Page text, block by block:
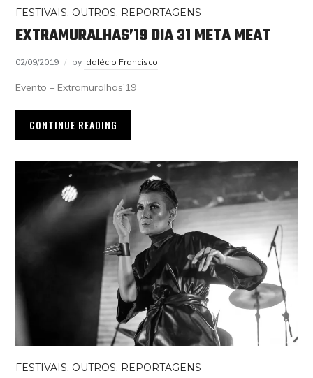
FESTIVAIS, OUTROS, REPORTAGENS
EXTRAMURALHAS’19 DIA 31 META MEAT
02/09/2019 by Idalécio Francisco
Evento – Extramuralhas’19
CONTINUE READING
FESTIVAIS, OUTROS, REPORTAGENS